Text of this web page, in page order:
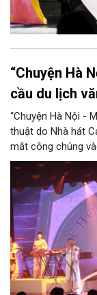
“Chuyện Hà
cầu du lịch
“Chuyện Hà Nội -
thuật do Nhà hát
mắt công chúng
Long (số 31 - 33